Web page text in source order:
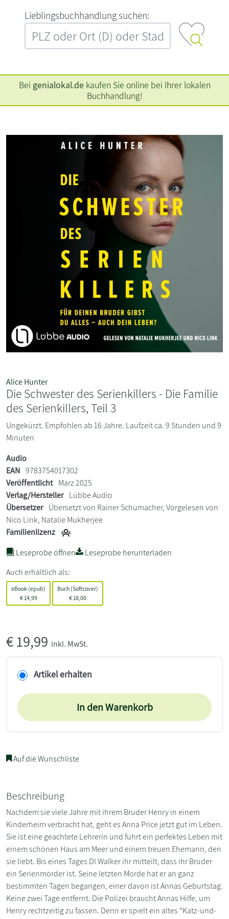
L‍i‍e‍b‍l‍i‍n‍g‍s‍b‍u‍c‍h‍h‍a‍n‍d‍l‍u‍n‍g‍ ‍s‍u‍c‍h‍e‍n‍:‍
Bei genialokal.de kaufen Sie online bei Ihrer lokalen
Buchhandlung!
Alice Hunter
Die Schwester des Serienkillers - Die Familie
des Serienkillers, Teil 3
Ungekürzt. Empfohlen ab 16 Jahre. Laufzeit ca. 9 Stunden und 9
Minuten
Audio
EAN 9783754017302
Veröffentlicht März 2025
Verlag/Hersteller Lübbe Audio
Übersetzer Übersetzt von Rainer Schumacher, Vorgelesen von
Nico Link, Natalie Mukherjee
Familienlizenz
Leseprobe öffnen
Leseprobe herunterladen
Auch erhältlich als:
eBook (epub)
€14,99
Buch (Softcover)
€ 18,00
€19,99 inkl. MwSt.
Artikel erhalten
In den Warenkorb
Auf die Wunschliste
Beschreibung
Nachdem sie viele Jahre mit ihrem Bruder Henry in einem
Kinderheim verbracht hat, geht es Anna Price jetzt gut im Leben.
Sie ist eine geachtete Lehrerin und führt ein perfektes Leben mit
einem schönen Haus am Meer und einem treuen Ehemann, den
sie liebt. Bis eines Tages DI Walker ihr mitteilt, dass ihr Bruder
ein Serienmörder ist. Seine letzten Morde hat er an ganz
bestimmten Tagen begangen, einer davon ist Annas Geburtstag.
Keine zwei Tage entfernt. Die Polizei braucht Annas Hilfe, um
Henry rechtzeitig zu fassen. Denn er spielt ein altes "Katz-und-